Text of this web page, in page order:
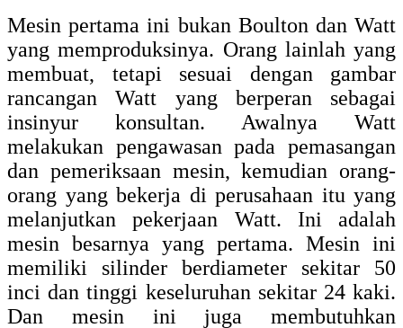
Mesin pertama ini bukan Boulton dan Watt
yang memproduksinya. Orang lainlah yang
membuat, tetapi sesuai dengan gambar
rancangan Watt yang berperan sebagai
insinyur konsultan. Awalnya Watt
melakukan pengawasan pada pemasangan
dan pemeriksaan mesin, kemudian orang-
orang yang bekerja di perusahaan itu yang
melanjutkan pekerjaan Watt. Ini adalah
mesin besarnya yang pertama. Mesin ini
memiliki silinder berdiameter sekitar 50
inci dan tinggi keseluruhan sekitar 24 kaki.
Dan mesin ini juga membutuhkan